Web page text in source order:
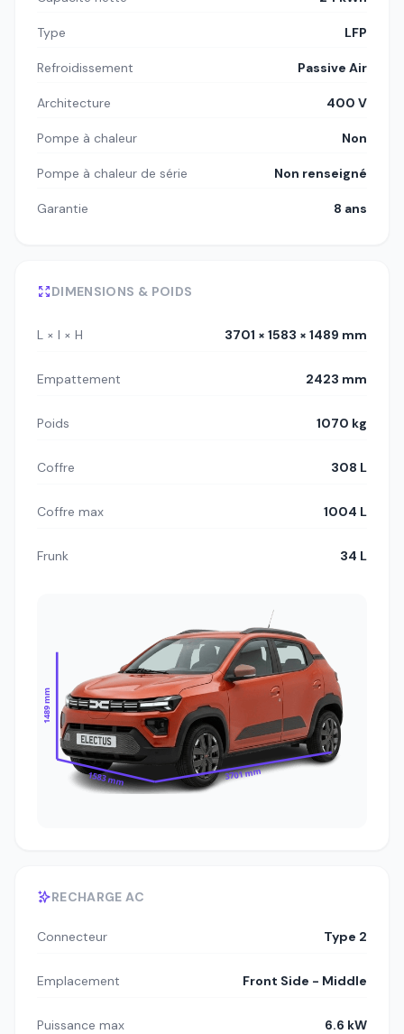
Type LFP
Refroidissement Passive Air
Architecture 400 V
Pompe à chaleur Non
Pompe à chaleur de série Non renseigné
Garantie 8 ans
DIMENSIONS & POIDS
L × l × H 3701 × 1583 × 1489 mm
Empattement 2423 mm
Poids 1070 kg
Coffre 308 L
Coffre max 1004 L
Frunk 34 L
1489 mm
1583 mm 3701 mm
RECHARGE AC
Connecteur Type 2
Emplacement Front Side - Middle
Puissance max 6.6 kW